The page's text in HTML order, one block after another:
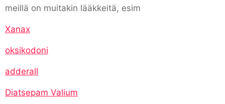
meillä on muitakin lääkkeitä, esim
Xanax
oksikodoni
adderall
Diatsepam Valium